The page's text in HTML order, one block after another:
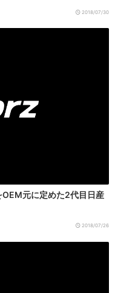
2018/07/30
元に定めた2代目日産
2018/07/26